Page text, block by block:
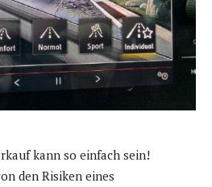
kann so einfach sein!
den Risiken eines